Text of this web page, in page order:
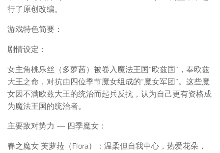
行了原创改编。
游戏特色简要：
剧情设定：
女主角桃乐丝（多萝茜）被卷入魔法王国“欧兹国”，奉欧兹
大王之命，对抗由四位季节魔女组成的“魔女军团”。这些魔
女因不满欧兹大王的统治而起兵反抗，认为自己更有资格成
为魔法王国的统治者。
主要敌对势力 — 四季魔女：
春之魔女 芙萝菈（Flora）：温柔但自我中心，热爱花朵，